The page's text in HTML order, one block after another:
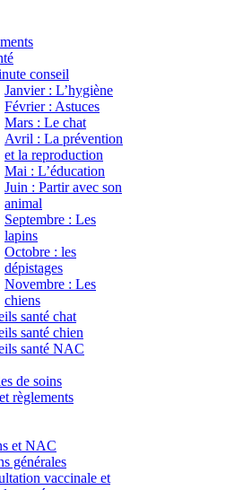
conseil
Janvier : L’hygiène
Février : Astuces
Mars : Le chat
Avril : La prévention
et la reproduction
Mai : L’éducation
Juin : Partir avec son
animal
Septembre : Les
lapins
Octobre : les
dépistages
Novembre : Les
chiens
santé chat
santé chien
santé NAC
de soins
règlements
et NAC
générales
vaccinale et